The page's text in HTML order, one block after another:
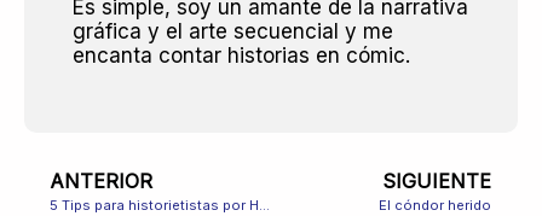
Es simple, soy un amante de la narrativa
gráfica y el arte secuencial y me
encanta contar historias en cómic.
Prev
ANTERIOR
5 Tips para historietistas por Henry Díaz
SIGUIENTE
El cóndor herido